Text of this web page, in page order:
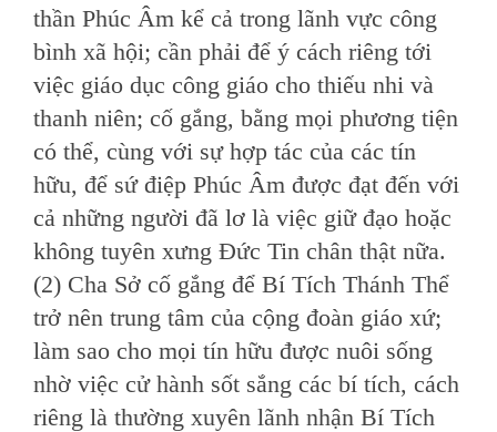
thần Phúc Âm kể cả trong lãnh vực công
bình xã hội; cần phải để ý cách riêng tới
việc giáo dục công giáo cho thiếu nhi và
thanh niên; cố gắng, bằng mọi phương tiện
có thể, cùng với sự hợp tác của các tín
hữu, để sứ điệp Phúc Âm được đạt đến với
cả những người đã lơ là việc giữ đạo hoặc
không tuyên xưng Ðức Tin chân thật nữa.
(2) Cha Sở cố gắng để Bí Tích Thánh Thể
trở nên trung tâm của cộng đoàn giáo xứ;
làm sao cho mọi tín hữu được nuôi sống
nhờ việc cử hành sốt sắng các bí tích, cách
riêng là thường xuyên lãnh nhận Bí Tích